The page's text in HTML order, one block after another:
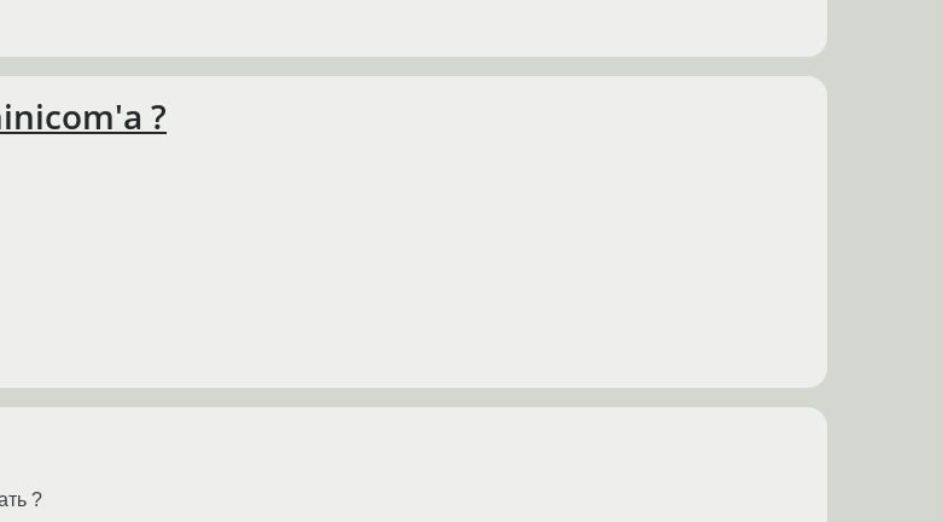
?
?